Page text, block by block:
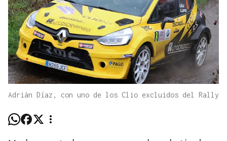
Adrián Díaz, con uno de los Clio excluidos del Rally